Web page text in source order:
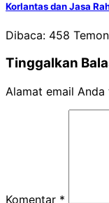
Korlantas dan Jasa
Dibaca: 458
Tinggalkan
Alamat email
Komentar *